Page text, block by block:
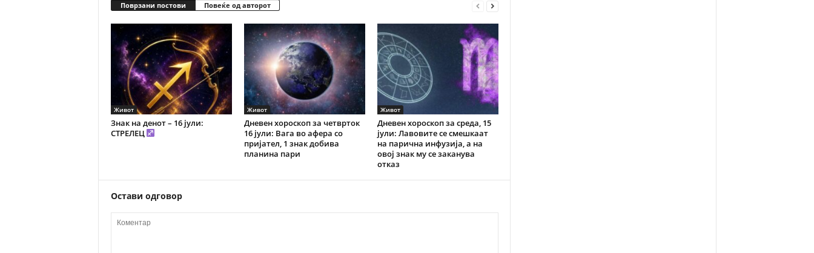
Поврзани постови Повеќе од авторот
Живот
Знак на денот – 16 јули:
СТРЕЛЕЦ
Живот
Дневен хороскоп за четврток
16 јули: Вага во афера со
пријател, 1 знак добива
планина пари
Живот
Дневен хороскоп за среда, 15
јули: Лавовите се смешкаат
на парична инфузија, а на
овој знак му се заканува
отказ
Остави одговор